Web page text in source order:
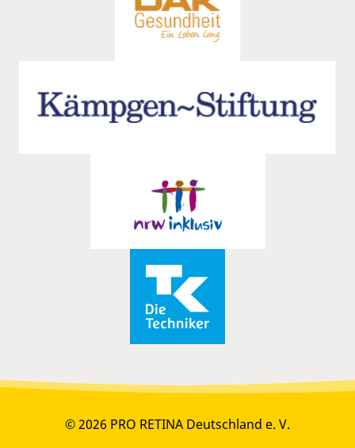
© 2026 PRO RETINA Deutschland e. V.